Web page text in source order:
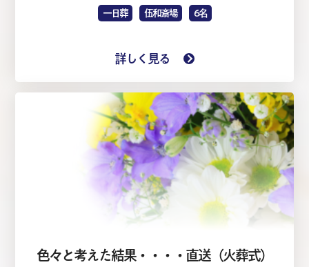
一日葬 伍和斎場 6名
詳しく見る
色々と考えた結果・・・・直送（火葬式）